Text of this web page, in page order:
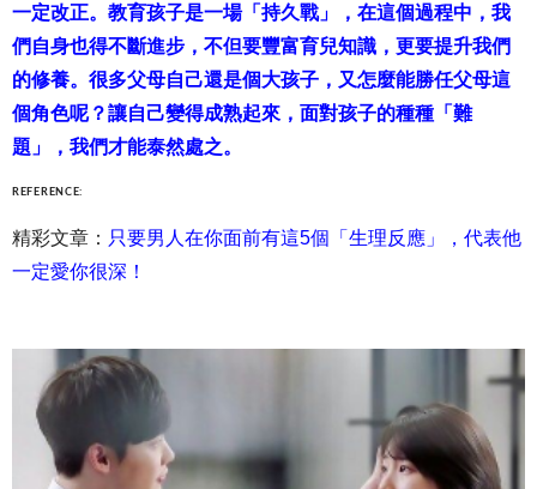
一定改正。教育孩子是一場「持久戰」，在這個過程中，我
們自身也得不斷進步，不但要豐富育兒知識，更要提升我們
的修養。很多父母自己還是個大孩子，又怎麼能勝任父母這
個角色呢？讓自己變得成熟起來，面對孩子的種種「難
題」，我們才能泰然處之。
REFERENCE:
精彩文章： 只要男人在你面前有這5個「生理反應」，代表他
一定愛你很深！